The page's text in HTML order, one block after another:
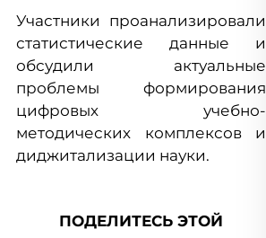
Участники проанализировали
статистические данные и
обсудили актуальные
проблемы формирования
цифровых учебно-
методических комплексов и
диджитализации науки.
ПОДЕЛИТЕСЬ ЭТОЙ